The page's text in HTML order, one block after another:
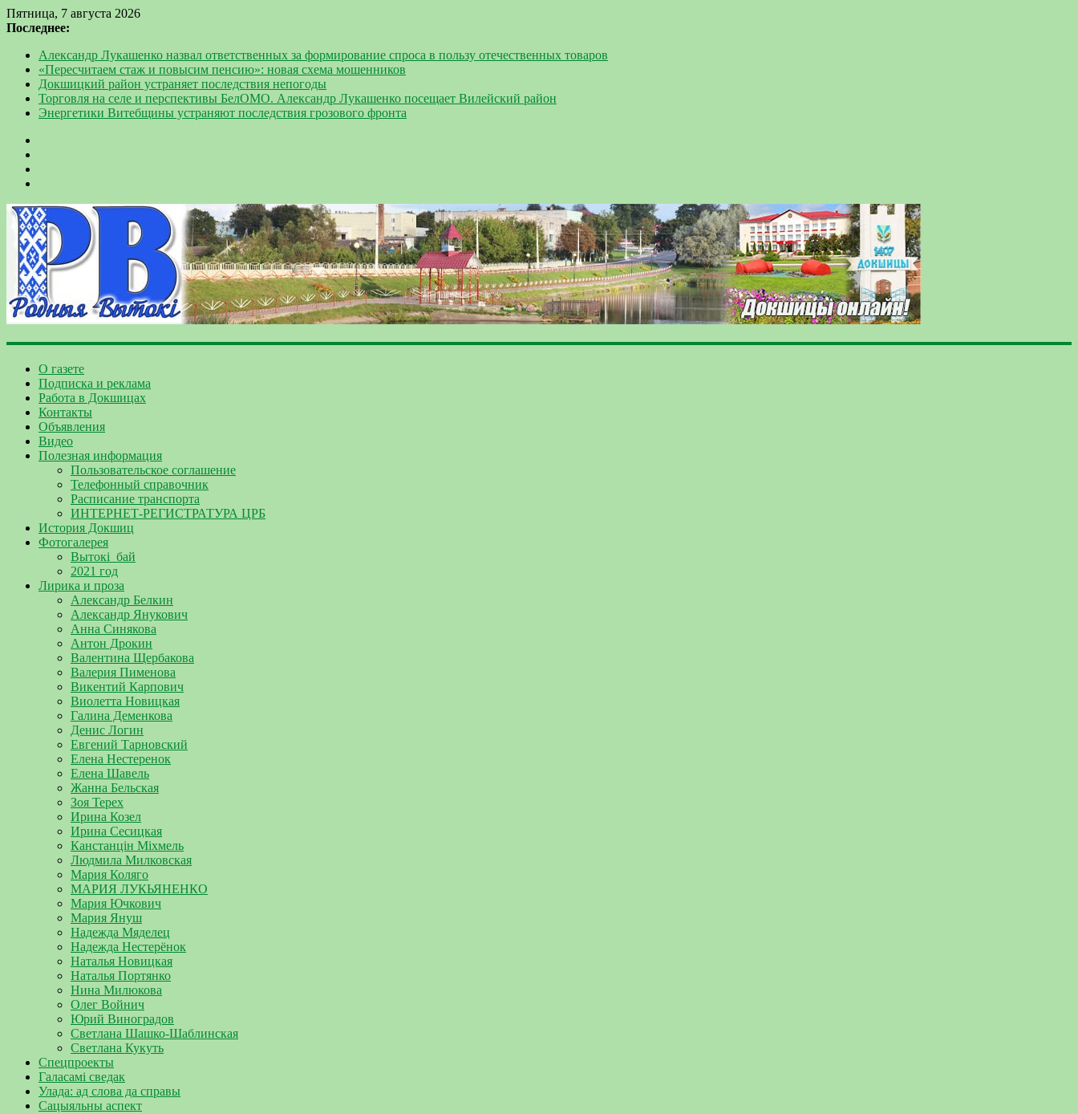
Пятница, 7 августа 2026
Последнее:
Александр Лукашенко назвал ответственных за формирование спроса в пользу отечественных товаров
«Пересчитаем стаж и повысим пенсию»: новая схема мошенников
Докшицкий район устраняет последствия непогоды
Торговля на селе и перспективы БелОМО. Александр Лукашенко посещает Вилейский район
Энергетики Витебщины устраняют последствия грозового фронта
О газете
Подписка и реклама
Работа в Докшицах
Контакты
Объявления
Видео
Полезная информация
Пользовательское соглашение
Телефонный справочник
Расписание транспорта
ИНТЕРНЕТ-РЕГИСТРАТУРА ЦРБ
История Докшиц
Фотогалерея
Вытокі_бай
2021 год
Лирика и проза
Александр Белкин
Александр Янукович
Анна Синякова
Антон Дрокин
Валентина Щербакова
Валерия Пименова
Викентий Карпович
Виолетта Новицкая
Галина Деменкова
Денис Логин
Евгений Тарновский
Елена Нестеренок
Елена Шавель
Жанна Бельская
Зоя Терех
Ирина Козел
Ирина Сесицкая
Канстанцін Міхмель
Людмила Милковская
Мария Коляго
МАРИЯ ЛУКЬЯНЕНКО
Мария Ючкович
Мария Януш
Надежда Мяделец
Надежда Нестерёнок
Наталья Новицкая
Наталья Портянко
Нина Милюкова
Олег Войнич
Юрий Виноградов
Светлана Шашко-Шаблинская
Светлана Кукуть
Спецпроекты
Галасамі сведак
Улада: ад слова да справы
Сацыяльны аспект